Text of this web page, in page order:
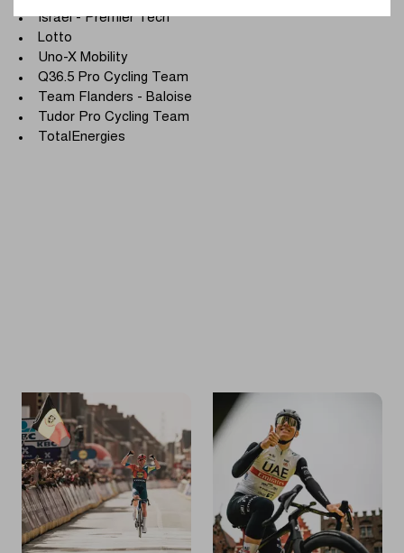
Israel - Premier Tech
Lotto
Uno-X Mobility
Q36.5 Pro Cycling Team
Team Flanders - Baloise
Tudor Pro Cycling Team
TotalEnergies